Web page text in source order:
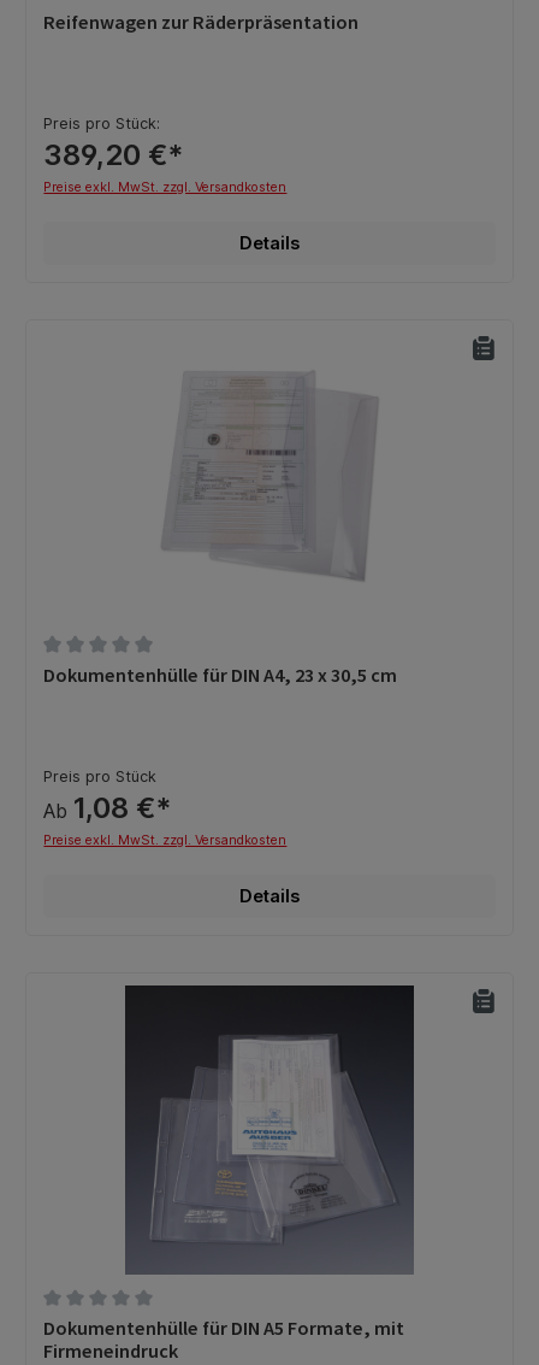
Durchschnittliche Bewertung von 0 von 5 Sternen
Reifenwagen zur Räderpräsentation
Preis pro Stück:
389,20 €*
Preise exkl. MwSt. zzgl. Versandkosten
Details
Durchschnittliche Bewertung von 0 von 5 Sternen
Dokumentenhülle für DIN A4, 23 x 30,5 cm
Preis pro Stück
Ab 1,08 €*
Preise exkl. MwSt. zzgl. Versandkosten
Details
Durchschnittliche Bewertung von 0 von 5 Sternen
Dokumentenhülle für DIN A5 Formate, mit
Firmeneindruck